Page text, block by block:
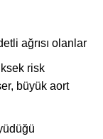
ağrısı olanlar
risk
büyük aort